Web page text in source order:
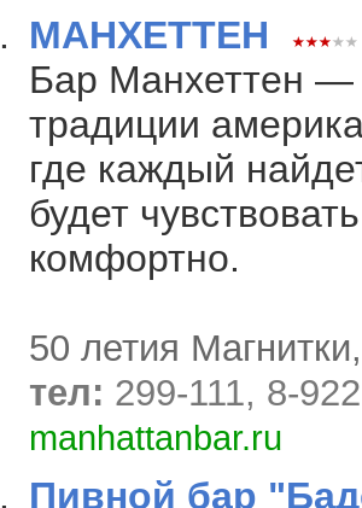
МАНХЕТТЕН
Бар Манхеттен —
традиции
где каждый
будет
комфортно.
50 летия
тел: 299-111, 8-
manhattanbar.ru
Пивной бар